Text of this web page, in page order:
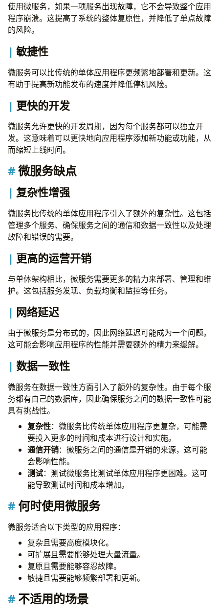
事件溯源的优点
事件溯源的缺点
责任链模式
共享数据库模式的优势
使用共享数据库模式的挑战
使用共享数据库模式的技巧
CQRS 模式
CQRS 模式的好处
Saga 模式
BFF 模式
BFF 模式的挑战
概念
1. 识别微服务候选者
2. 创建集成点
3. 开发微服务
4. 互连微服务
5. 逐渐路由流量
6. 监控和重构
7. 淘汰单体代码
1. 逐步迁移
3. 模块化和灵活性
4. 可伸缩性和性能改进
1. 复杂性
2. 测试和监控
3. 数据一致性
4. 专业知识
如何选择微服务设计模式
了解系统的需求
选择合适的架构风格
确定微服务候选者
选择通信机制
定义服务契约
实现容错机制和弹性
考虑数据管理
设计可扩展性和可用性
实施服务发现和注册
监控和可观察性
结论
使用微服务，如果一项服务出现故障，它不会导致整个应用
程序崩溃。这提高了系统的整体复原性，并降低了单点故障
的风险。
敏捷性
微服务可以比传统的单体应用程序更频繁地部署和更新。这
有助于提高新功能发布的速度并降低停机风险。
更快的开发
微服务允许更快的开发周期，因为每个服务都可以独立开
发。这意味着可以更快地向应用程序添加新功能或功能，从
而缩短上线时间。
微服务缺点
复杂性增强
微服务比传统的单体应用程序引入了额外的复杂性。这包括
管理多个服务、确保服务之间的通信和数据一致性以及处理
故障和错误的需要。
更高的运营开销
与单体架构相比，微服务需要更多的精力来部署、管理和维
护。这包括服务发现、负载均衡和监控等任务。
网络延迟
由于微服务是分布式的，因此网络延迟可能成为一个问题。
这可能会影响应用程序的性能并需要额外的精力来缓解。
数据一致性
微服务在数据一致性方面引入了额外的复杂性。由于每个服
务都有自己的数据库，因此确保服务之间的数据一致性可能
具有挑战性。
复杂性：微服务比传统单体应用程序更复杂，可能需
要投入更多的时间和成本进行设计和实施。
通信开销：微服务之间的通信是开销的来源，这可能
会影响性能。
测试：测试微服务比测试单体应用程序更困难。这可
能导致测试时间和成本增加。
何时使用微服务
微服务适合以下类型的应用程序：
复杂且需要高度模块化。
可扩展且需要能够处理大量流量。
复原且需要能够容忍故障。
敏捷且需要能够频繁部署和更新。
不适用的场景